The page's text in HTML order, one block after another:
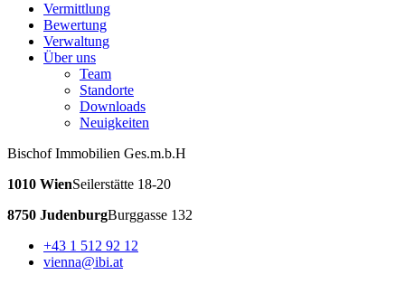
Vermittlung
Bewertung
Verwaltung
Über uns
Team
Standorte
Downloads
Neuigkeiten
Bischof Immobilien Ges.m.b.H
1010 WienSeilerstätte 18-20
8750 JudenburgBurggasse 132
+43 1 512 92 12
vienna@ibi.at